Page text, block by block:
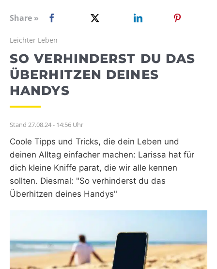
WEBRADIO
Share »
Leichter Leben
SO VERHINDERST DU DAS
ÜBERHITZEN DEINES
HANDYS
Stand 27.08.24 - 14:56 Uhr
Coole Tipps und Tricks, die dein Leben und
deinen Alltag einfacher machen: Larissa hat für
dich kleine Kniffe parat, die wir alle kennen
sollten. Diesmal: "So verhinderst du das
Überhitzen deines Handys"